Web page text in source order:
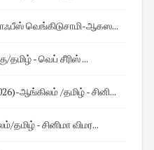
வெங்கிடுசாமி-ஆகஸ...
SUPER SUBBU (2026)- தெலுங்கு/தமிழ் - வெப் சீரிஸ் ...
ஆங்கிலம் /தமிழ் - சினி...
தமிழ் - சினிமா விமர...